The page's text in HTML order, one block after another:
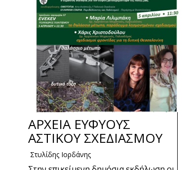
ΑΡΧΕΙΑ ΕΥΦΥΟΥΣ
ΑΣΤΙΚΟΥ ΣΧΕΔΙΑΣΜΟΥ
Στυλίδης Ιορδάνης